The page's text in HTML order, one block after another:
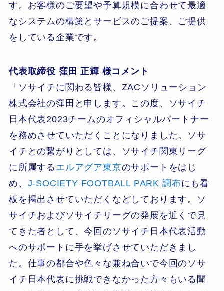
す。お客様のご要望や予算規模に合わせて最適
なシステムの構築とサービスのご提案、ご提供
をしている企業です。
代表取締役 窪田 正輝 様コメント
「ソサイチに関わる皆様、ZACソリューション
株式会社の窪田と申します。この度、ソサイチ
日本代表2023チームのオフィシャルパートナー
を務めさせていただくことになりました。ソサ
イチとの繋がりとしては、ソサイチ関東リーグ
に所属する エルアグア東京のサポートをはじ
め、 J-SOCIETY FOOTBALL PARK 調布にも看
板を掲出させていただくなどしております。ソ
サイチおよびソサイチリーグの発展を近くで見
てきた者として、今回のソサイチ日本代表活動
へのサポートに手を挙げさせていただきまし
た。仕事の都合や色々な兼ね合いで今回のソサ
イチ日本代表に挑戦できなかった方々もいる聞